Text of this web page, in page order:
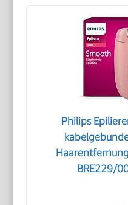
Philips
BRE229/